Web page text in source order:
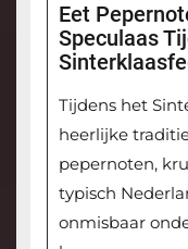
Eet
Speculaas
Tijdens het
heerlijke
pepernoten,
typisch
onmisbaar